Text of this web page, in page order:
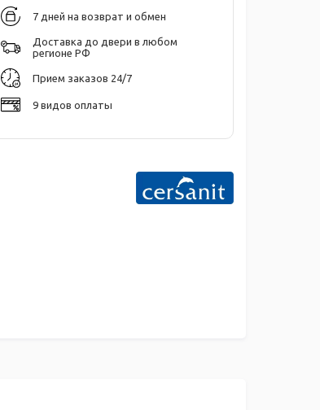
7 дней на возврат и обмен
Доставка до двери в любом
регионе РФ
Прием заказов 24/7
9 видов оплаты